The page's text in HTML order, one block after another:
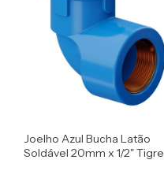
Joelho Azul Bucha Latão
Soldável 20mm x 1/2" Tigre